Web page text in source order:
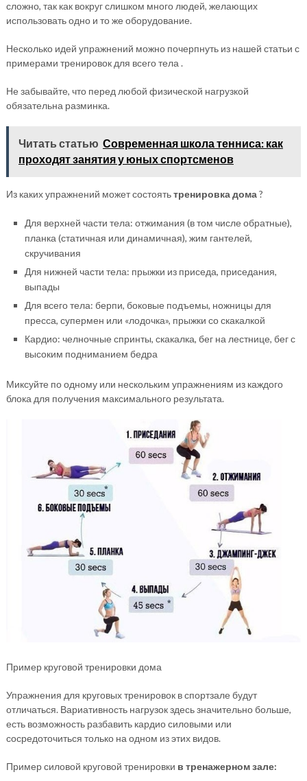
сложно, так как вокруг слишком много людей, желающих
использовать одно и то же оборудование.
Несколько идей упражнений можно почерпнуть из нашей статьи с
примерами тренировок для всего тела .
Не забывайте, что перед любой физической нагрузкой
обязательна разминка.
Читать статью Современная школа тенниса: как
проходят занятия у юных спортсменов
Из каких упражнений может состоятьтренировка дома?
Для верхней части тела: отжимания (в том числе обратные),
планка (статичная или динамичная), жим гантелей,
скручивания
Для нижней части тела: прыжки из приседа, приседания,
выпады
Для всего тела: берпи, боковые подъемы, ножницы для
пресса, супермен или «лодочка», прыжки со скакалкой
Кардио: челночные спринты, скакалка, бег на лестнице, бег с
высоким подниманием бедра
Миксуйте по одному или нескольким упражнениям из каждого
блока для получения максимального результата.
Пример круговой тренировки дома
Упражнения для круговых тренировок в спортзале будут
отличаться. Вариативность нагрузок здесь значительно больше,
есть возможность разбавить кардио силовыми или
сосредоточиться только на одном из этих видов.
Пример силовой круговой тренировки в тренажерном зале: